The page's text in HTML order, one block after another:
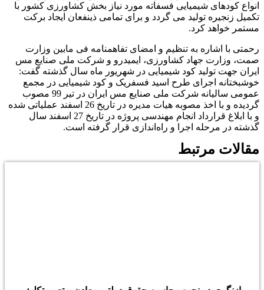
انواع کودهای شیمیایی فسفاته مورد نیاز بخش کشاورزی کشور با
تکمیل زنجیره تولید می گردد و برای تمامی ذینفعان ایجاد برکت
مستمر خواهد کرد.
رحمتی با اشاره به تنظیم و امضای تفاهمنامه فی مابین وزارت
صمت، وزارت جهاد کشاورزی، ایمیدرو و شرکت ملی صنایع مس
ایران جهت تولید کود شیمیایی در شهریور ماه سال گذشته گفت:
خوشبختانه اجرای طرح اسید فسفریک و کود شیمیایی در مجمع
عمومی سالیانه شرکت ملی صنایع مس ایران در تیر 99 مصوب
گردیده و با اخذ مصوبه هیات مدیره در تاریخ 26 اسفند عملیاتی شده
و با ابلاغ قرارداد انجام مهندسی پروژه در تاریخ 27 اسفند سال
گذشته در مرحله اجرا و راه‌اندازی قرار گرفته است.
مقالات مرتبط